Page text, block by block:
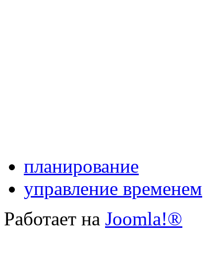
планирование
управление временем
Работает на Joomla!®